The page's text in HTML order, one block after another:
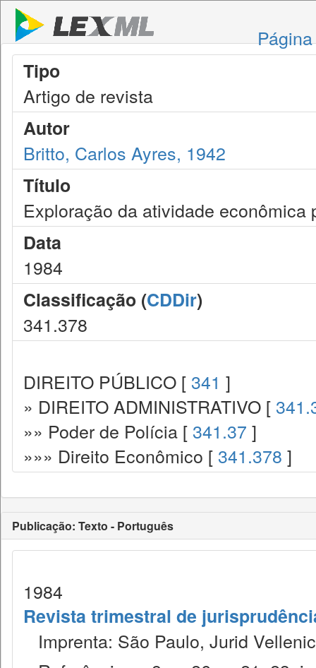
Tipo
Artigo de revista
Autor
Britto, Carlos Ayres, 1942
Título
Exploração da atividade
Data
1984
Classificação (CDDir)
341.378
DIREITO PÚBLICO [ 341 ]
» DIREITO ADMINISTRATIVO [
»» Poder de Polícia [ 341.37 ]
»»» Direito Econômico [ 341.378 ]
Publicação: Texto - Português
1984
Revista trimestral de
Imprenta: São Paulo, Jurid